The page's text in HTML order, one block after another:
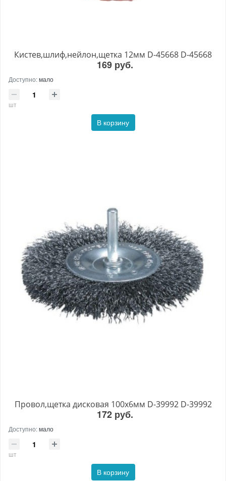
Кистев,шлиф,нейлон,щетка 12мм D-45668 D-45668
169 руб.
Доступно:мало
шт
В корзину
Провол,щетка дисковая 100х6мм D-39992 D-39992
172 руб.
Доступно:мало
шт
В корзину